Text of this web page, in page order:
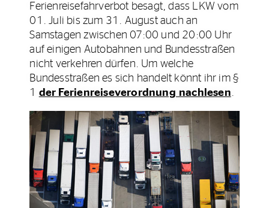
Ferienreisefahrverbot besagt, dass LKW vom
01. Juli bis zum 31. August auch an
Samstagen zwischen 07:00 und 20:00 Uhr
auf einigen Autobahnen und Bundesstraßen
nicht verkehren dürfen. Um welche
Bundesstraßen es sich handelt könnt ihr im §
1 der Ferienreiseverordnung nachlesen.